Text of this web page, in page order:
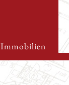
Immobilien